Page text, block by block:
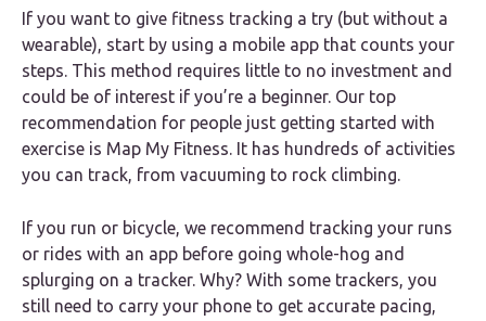
If you want to give fitness tracking a try (but without a
wearable), start by using a mobile app that counts your
steps. This method requires little to no investment and
could be of interest if you’re a beginner. Our top
recommendation for people just getting started with
exercise is Map My Fitness. It has hundreds of activities
you can track, from vacuuming to rock climbing.
If you run or bicycle, we recommend tracking your runs
or rides with an app before going whole-hog and
splurging on a tracker. Why? With some trackers, you
still need to carry your phone to get accurate pacing,